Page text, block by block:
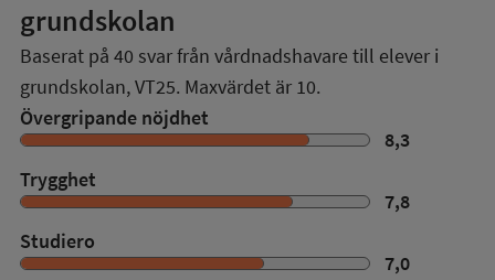
grundskolan
Baserat på 40 svar från vårdnadshavare till elever i
grundskolan,VT25. Maxvärdet är 10.
Övergripande nöjdhet
8,3
Trygghet
7,8
Studiero
7,0